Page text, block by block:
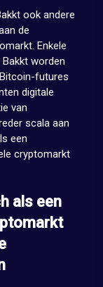
ook andere
de
Enkele
worden
futures
digitale
van
scala aan
een
cryptomarkt
als een